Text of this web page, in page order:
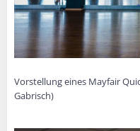
Vorstellung eines Mayfair
Gabrisch)